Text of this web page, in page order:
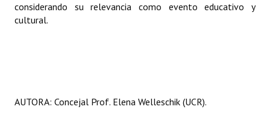
REFORMA DE LA CARTA ORGÁNICA
considerando su relevancia como evento educativo y
cultural.
AUTORA: Concejal Prof. Elena Welleschik (UCR).